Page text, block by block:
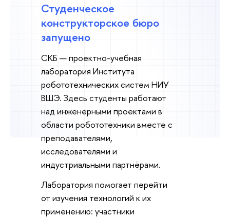
Студенческое
конструкторское бюро
запущено
СКБ — проектно-учебная
лаборатория Института
робототехнических систем НИУ
ВШЭ. Здесь студенты работают
над инженерными проектами в
области робототехники вместе с
преподавателями,
исследователями и
индустриальными партнёрами.
Лаборатория помогает перейти
от изучения технологий к их
применению: участники